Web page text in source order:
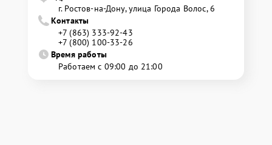
г. Ростов-на-Дону, улица Города Волос, 6
Контакты
+7 (863) 333-92-43
+7 (800) 100-33-26
Время работы
Работаем с 09:00 до 21:00